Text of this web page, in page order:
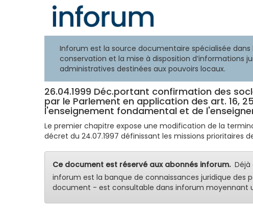
Inforum est la source documentaire spécialisée dans
conservation et la mise à disposition d’informations
administratives destinées aux pouvoirs locaux.
26.04.1999 Déc.portant confirmation des
par le Parlement en application des art. 16,
l'enseignement fondamental et de
Le premier chapitre expose une modification de la
décret du 24.07.1997 définissant les missions prioritaires
Ce document est réservé aux abonnés inforum.Déjà
inforum est la banque de connaissances juridique des
document - est consultable dans inforum moyennant